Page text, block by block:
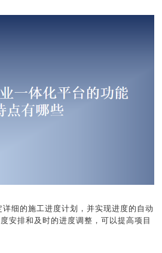
的施工进度计划，并实现进度的自动
安排和及时的进度调整，可以提高项目